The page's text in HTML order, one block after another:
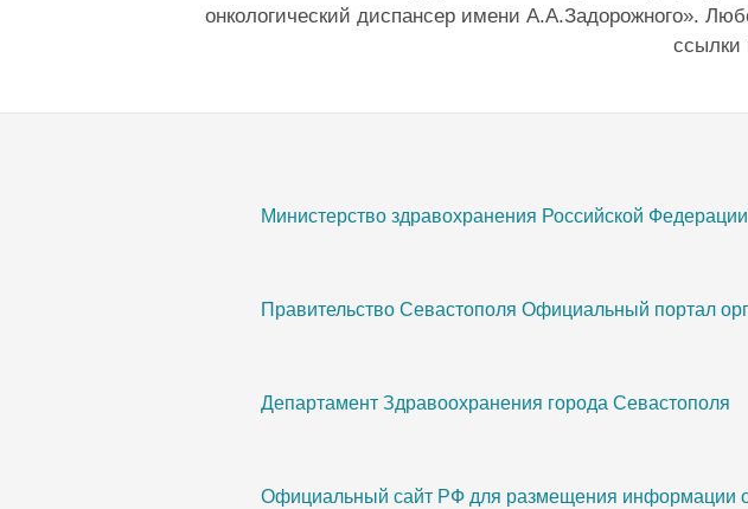
онкологический диспансер имени А.А.Задорожного».
ссылки
Министерство здравохранения Российской Федерации
Правительство Севастополя Официальный портал
Департамент Здравоохранения города Севастополя
Официальный сайт РФ для размещения информации о